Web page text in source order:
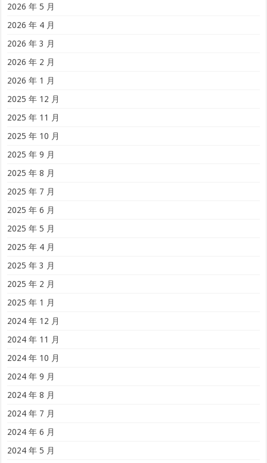
2026 年 5 月
2026 年 4 月
2026 年 3 月
2026 年 2 月
2026 年 1 月
2025 年 12 月
2025 年 11 月
2025 年 10 月
2025 年 9 月
2025 年 8 月
2025 年 7 月
2025 年 6 月
2025 年 5 月
2025 年 4 月
2025 年 3 月
2025 年 2 月
2025 年 1 月
2024 年 12 月
2024 年 11 月
2024 年 10 月
2024 年 9 月
2024 年 8 月
2024 年 7 月
2024 年 6 月
2024 年 5 月